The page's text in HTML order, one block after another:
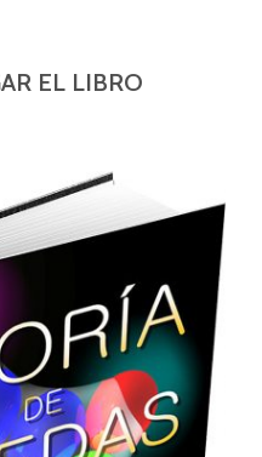
EL LIBRO